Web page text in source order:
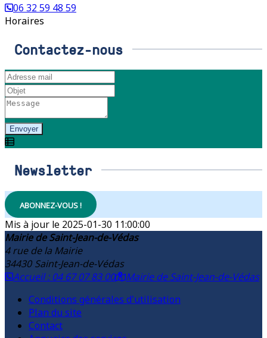
06 32 59 48 59
Horaires
Contactez-nous
Envoyer
Newsletter
ABONNEZ-VOUS !
2025-01-30 11:00:00
Mairie de Saint-Jean-de-Védas
4 rue de la Mairie
34430 Saint-Jean-de-Védas
Accueil : 04 67 07 83 00
Mairie de Saint-Jean-de-Védas
Conditions générales d'utilisation
Plan du site
Contact